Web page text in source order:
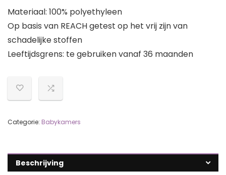
Materiaal: 100% polyethyleen
Op basis van REACH getest op het vrij zijn van
schadelijke stoffen
Leeftijdsgrens: te gebruiken vanaf 36 maanden
Categorie: Babykamers
Beschrijving